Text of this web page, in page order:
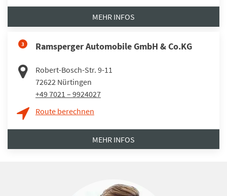
MEHR INFOS
3 Ramsperger Automobile GmbH & Co.KG
Robert-Bosch-Str. 9-11
72622 Nürtingen
+49 7021 – 9924027
Route berechnen
MEHR INFOS